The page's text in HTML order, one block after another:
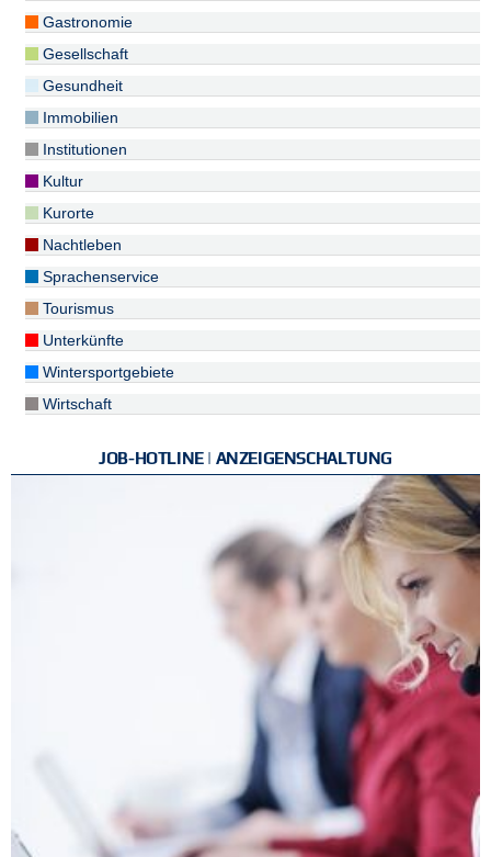
Gastronomie
Gesellschaft
Gesundheit
Immobilien
Institutionen
Kultur
Kurorte
Nachtleben
Sprachenservice
Tourismus
Unterkünfte
Wintersportgebiete
Wirtschaft
JOB-HOTLINE | ANZEIGENSCHALTUNG